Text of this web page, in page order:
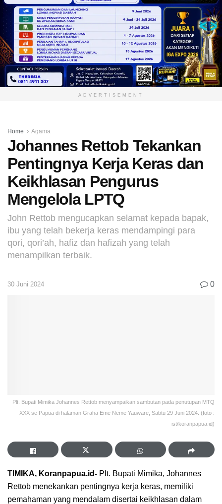
ADVERTISEMENT
Home Agama
Johannes Rettob Tekankan
Pentingnya Kerja Keras dan
Keikhlasan Pengurus
Mengelola LPTQ
John Rettob mengucapkan selamat kepada bapak,
ibu yang telah bekerja keras mendampingi para
qori, qori’ah, hafiz dan hafizah yang telah
menampilkan terbaik.
30 Juni 2024 0
Plt. Bupati Mimika Johannes Rettob menyampaikan sambutan pada penutupan MTQ
XXX se Papua di halaman Graha Eme Neme Yauware, Sabtu 29 Juni 2024. (foto :
ist/koranpapua.id)
TIMIKA, Koranpapua.id- Plt. Bupati Mimika, Johannes
Rettob menekankan pentingnya kerja keras, memiliki
pemahaman yang mendalam disertai keikhlasan dalam